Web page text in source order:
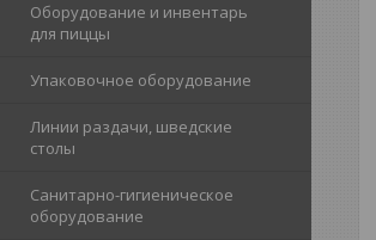
Оборудование и инвентарь
для пиццы
Упаковочное оборудование
Линии раздачи, шведские
столы
Санитарно-гигиеническое
оборудование